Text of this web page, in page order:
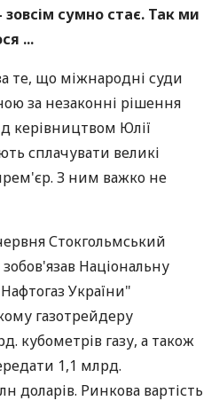
сумно стає. Так ми
...
те, що міжнародні суди
за незаконні рішення
керівництвом Юлії
сплачувати великі
З ним важко не
Стокгольмський
Національну
України"
газотрейдеру
кубометрів газу, а також
1,1 млрд.
доларів. Ринкова вартість